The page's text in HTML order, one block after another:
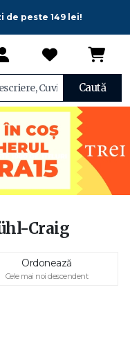
de peste 149 lei!
Caută
Craig
Ordonează
Cele mai noi descendent